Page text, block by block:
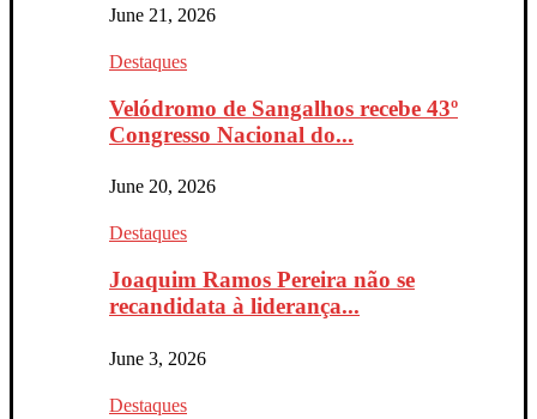
June 21, 2026
Destaques
Velódromo de Sangalhos recebe 43º
Congresso Nacional do...
June 20, 2026
Destaques
Joaquim Ramos Pereira não se
recandidata à liderança...
June 3, 2026
Destaques